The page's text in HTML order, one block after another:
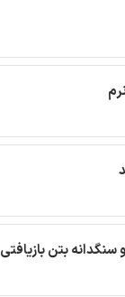
سنگدانه بتن بازیافتی